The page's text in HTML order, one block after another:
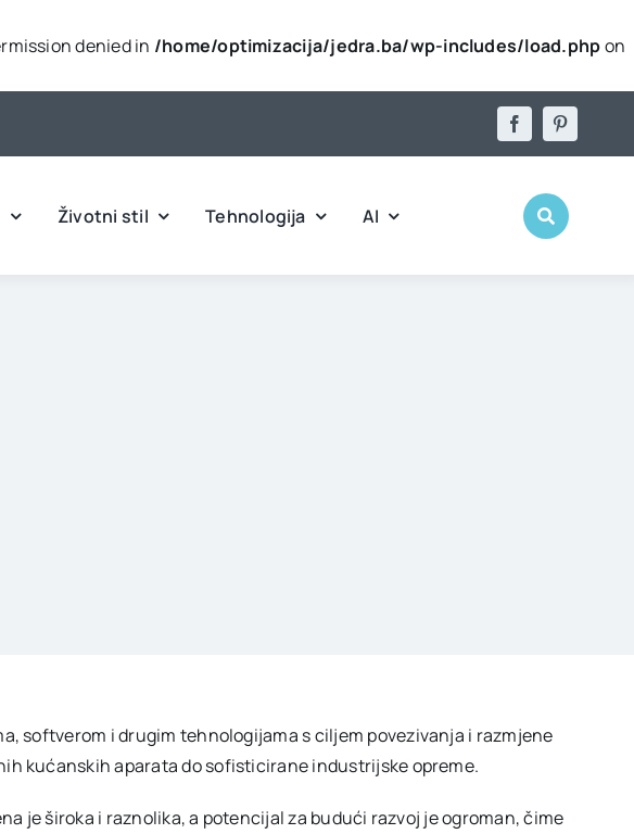
denied in /home/optimizacija/jedra.ba/wp-includes/load.phpon
Životni stil Tehnologija AI
softverom i drugim tehnologijama s ciljem povezivanja i razmjene
kućanskih aparata do sofisticirane industrijske opreme.
je široka i raznolika, a potencijal za budući razvoj je ogroman, čime